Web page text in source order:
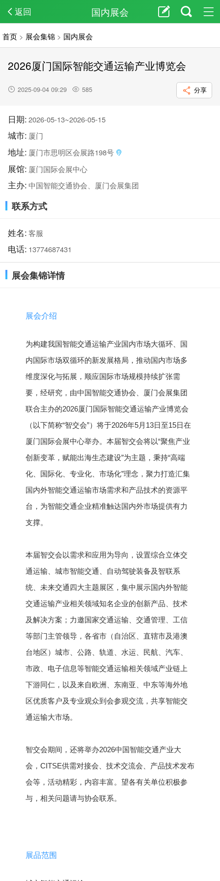
返回 国内展会
首页 > 展会集锦 > 国内展会
2026厦门国际智能交通运输产业博览会
2025-09-04 09:29 585 分享
日期:2026-05-13~2026-05-15
城市: 厦门
地址: 厦门市思明区会展路198号
展馆: 厦门国际会展中心
主办:中国智能交通协会、厦门会展集团
联系方式
姓名:客服
电话: 13774687431
展会集锦详情
展会介绍
为构建我国智能交通运输产业国内市场大循环、国
内国际市场双循环的新发展格局，推动国内市场多
维度深化与拓展，顺应国际市场规模持续扩张需
要，经研究，由中国智能交通协会、厦门会展集团
联合主办的2026厦门国际智能交通运输产业博览会
（以下简称“智交会”）将于2026年5月13日至15日在
厦门国际会展中心举办。本届智交会将以“聚焦产业
创新变革，赋能出海生态建设”为主题，秉持“高端
化、国际化、专业化、市场化”理念，聚力打造汇集
国内外智能交通运输市场需求和产品技术的资源平
台，为智能交通企业精准触达国内外市场提供有力
支撑。
本届智交会以需求和应用为导向，设置综合立体交
通运输、城市智能交通、自动驾驶装备及智联系
统、未来交通四大主题展区，集中展示国内外智能
交通运输产业相关领域知名企业的创新产品、技术
及解决方案；力邀国家交通运输、交通管理、工信
等部门主管领导，各省市（自治区、直辖市及港澳
台地区）城市、公路、轨道、水运、民航、汽车、
市政、电子信息等智能交通运输相关领域产业链上
下游同仁，以及来自欧洲、东南亚、中东等海外地
区优质客户及专业观众到会参观交流，共享智能交
通运输大市场。
智交会期间，还将举办2026中国智能交通产业大
会，CITSE供需对接会、技术交流会、产品技术发布
会等，活动精彩，内容丰富。望各有关单位积极参
与，相关问题请与协会联系。
展品范围